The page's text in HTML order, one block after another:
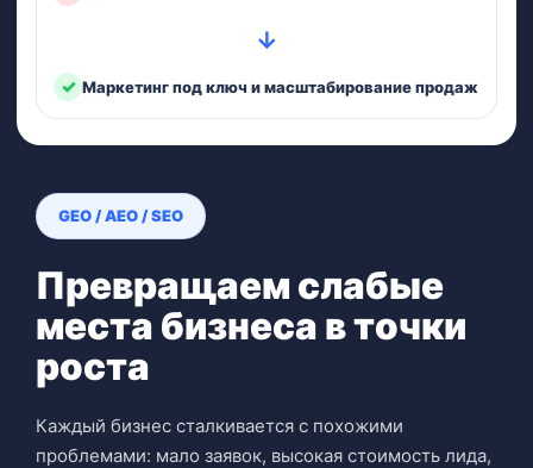
→
✓ Маркетинг под ключ и масштабирование продаж
GEO / AEO / SEO
Превращаем слабые
места бизнеса в точки
роста
Каждый бизнес сталкивается с похожими
проблемами: мало заявок, высокая стоимость лида,